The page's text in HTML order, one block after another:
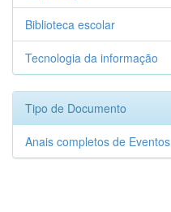
Biblioteca escolar
Tecnologia da informação
Tipo de Documento
Anais completos de Eventos